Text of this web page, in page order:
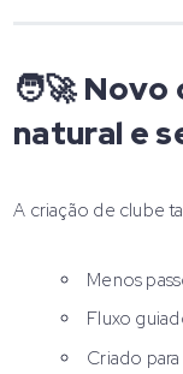
🧑‍🚀
natural e
A criação de clube
Menos
Fluxo
Criado